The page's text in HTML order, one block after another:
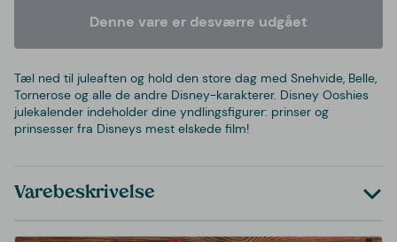
Denne vare er desværre udgået
Tæl ned til juleaften og hold den store dag med Snehvide, Belle,
Tornerose og alle de andre Disney-karakterer. Disney Ooshies
julekalender indeholder dine yndlingsfigurer: prinser og
prinsesser fra Disneys mest elskede film!
Varebeskrivelse